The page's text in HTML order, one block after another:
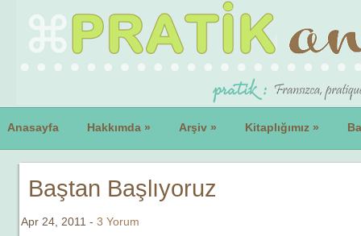
Anasayfa Hakkımda » Arşiv » Kitaplığımız »
Baştan Başlıyoruz
Apr 24, 2011 - 3 Yorum